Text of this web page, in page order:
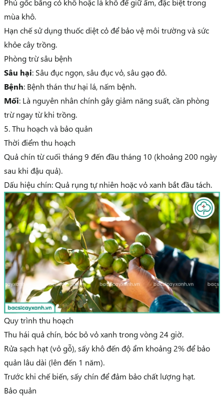
Phủ gốc bằng cỏ khô hoặc lá khô để giữ ẩm, đặc biệt trong
mùa khô.
Hạn chế sử dụng thuốc diệt cỏ để bảo vệ môi trường và sức
khỏe cây trồng.
Phòng trừ sâu bệnh
Sâu hại: Sâu đục ngọn, sâu đục vỏ, sâu gạo đỏ.
Bệnh: Bệnh thán thư hại lá, nấm bệnh.
Mối: Là nguyên nhân chính gây giảm năng suất, cần phòng
trừ ngay từ khi trồng.
5. Thu hoạch và bảo quản
Thời điểm thu hoạch
Quả chín từ cuối tháng 9 đến đầu tháng 10 (khoảng 200 ngày
sau khi đậu quả).
Dấu hiệu chín: Quả rụng tự nhiên hoặc vỏ xanh bắt đầu tách.
Quy trình thu hoạch
Thu hái quả chín, bóc bỏ vỏ xanh trong vòng 24 giờ.
Rửa sạch hạt (vỏ gỗ), sấy khô đến độ ẩm khoảng 2% để bảo
quản lâu dài (lên đến 1 năm).
Trước khi chế biến, sấy chín để đảm bảo chất lượng hạt.
Bảo quản